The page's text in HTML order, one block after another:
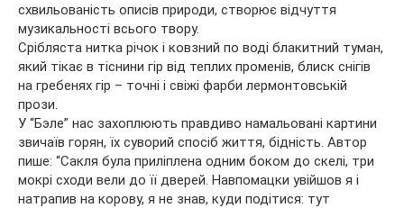
схвильованість описів природи, створює відчуття
музикальності всього твору.
Срібляста нитка річок і ковзний по воді блакитний туман,
який тікає в тіснини гір від теплих променів, блиск снігів
на гребенях гір – точні і свіжі фарби лермонтовській
прози.
У “Бэле” нас захоплюють правдиво намальовані картини
звичаїв горян, їх суворий спосіб життя, бідність. Автор
пише: “Сакля була приліплена одним боком до скелі, три
мокрі сходи вели до її дверей. Навпомацки увійшов я і
натрапив на корову, я не знав, куди подітися: тут